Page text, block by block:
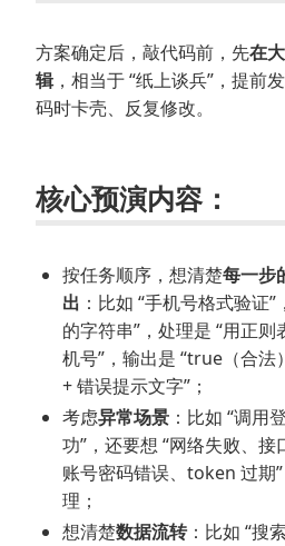
方案确定后，敲代码前，先在
辑，相当于 “纸上谈兵”，提前
码时卡壳、反复修改。
核心预演内容：
按任务顺序，想清楚每一步
出 ：比如 “手机号格式验证
的字符串”，处理是 “用正
机号”，输出是 “true（合法
+ 错误提示文字”；
考虑异常场景 ：比如 “调用
功”，还要想 “网络失败、接
账号密码错误、token 过期
理；
想清楚数据流转：比如 “搜